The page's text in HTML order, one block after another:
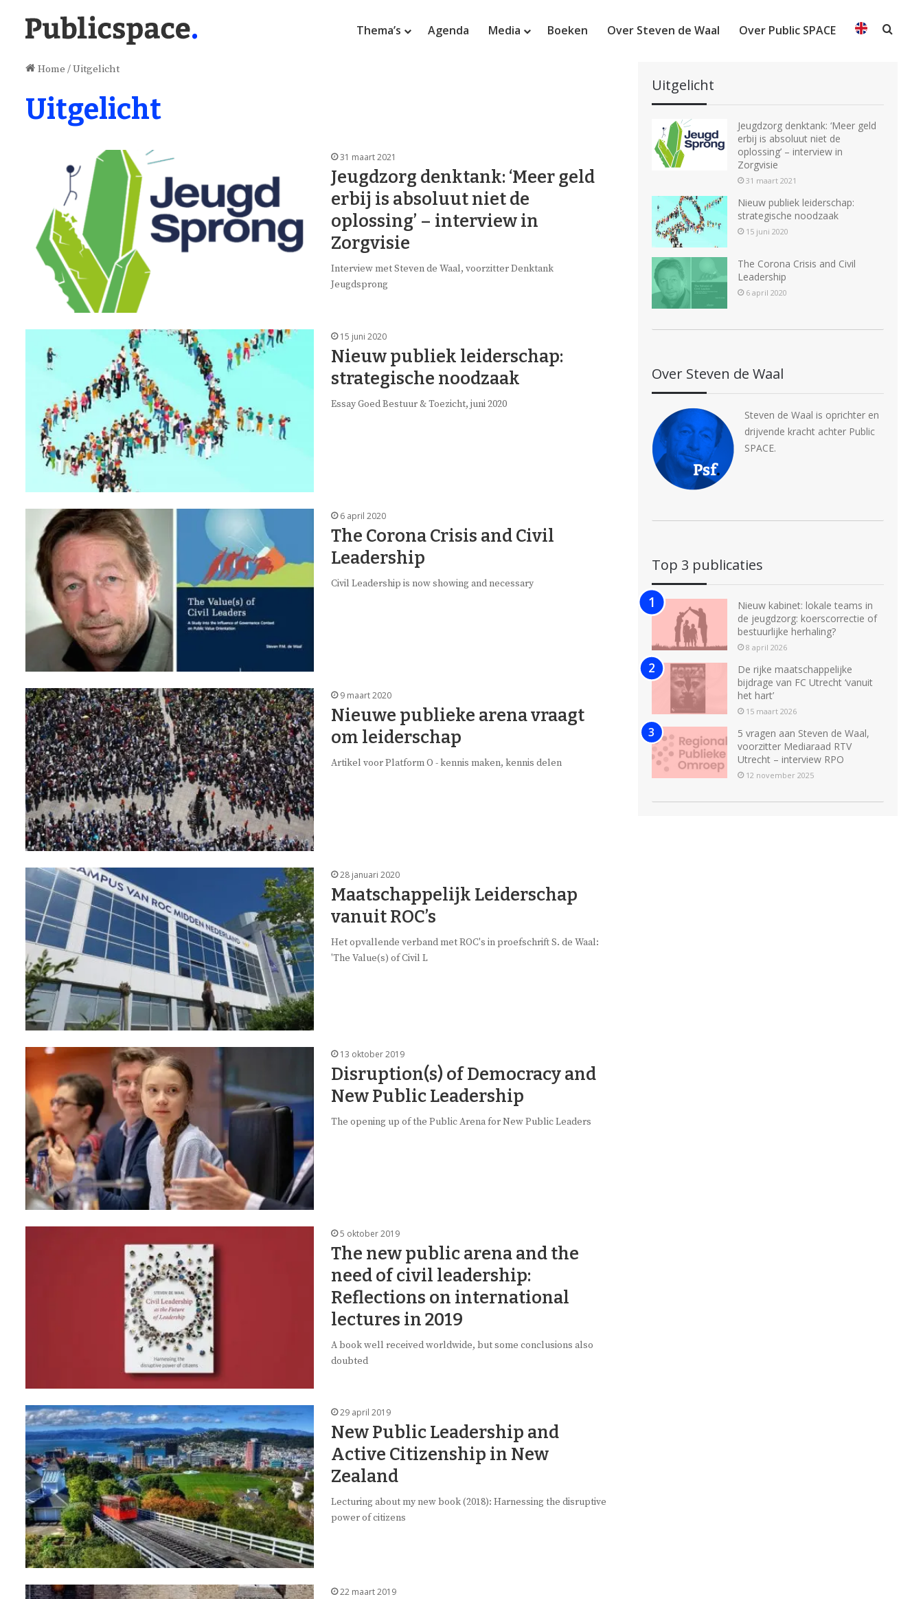
Thema’s Agenda Media Boeken Over Steven de Waal Over Public SPACE
Home /Uitgelicht
Uitgelicht
31 maart 2021
Jeugdzorg denktank: ‘Meer geld
erbij is absoluut niet de
oplossing’ – interview in
Zorgvisie
Interview met Steven de Waal, voorzitter Denktank
Jeugdsprong
15 juni 2020
Nieuw publiek leiderschap:
strategische noodzaak
Essay Goed Bestuur & Toezicht, juni 2020
6 april 2020
The Corona Crisis and Civil
Leadership
Civil Leadership is now showing and necessary
9 maart 2020
Nieuwe publieke arena vraagt
om leiderschap
Artikel voor Platform O - kennis maken, kennis delen
28 januari 2020
Maatschappelijk Leiderschap
vanuit ROC’s
Het opvallende verband met ROC's in proefschrift S. de Waal:
'The Value(s) of Civil L
13 oktober 2019
Disruption(s) of Democracy and
New Public Leadership
The opening up of the Public Arena for New Public Leaders
5 oktober 2019
The new public arena and the
need of civil leadership:
Reflections on international
lectures in 2019
A book well received worldwide, but some conclusions also
doubted
29 april 2019
New Public Leadership and
Active Citizenship in New
Zealand
Lecturing about my new book (2018): Harnessing the disruptive
power of citizens
22 maart 2019
Uitgelicht
Jeugdzorg denktank: ‘Meer geld
erbij is absoluut niet de
oplossing’ – interview in
Zorgvisie
31 maart 2021
Nieuw publiek leiderschap:
strategische noodzaak
15 juni 2020
The Corona Crisis and Civil
Leadership
6 april 2020
Over Steven de Waal
Steven de Waal is oprichter en
drijvende kracht achter Public
SPACE.
Top 3 publicaties
Nieuw kabinet: lokale teams in
de jeugdzorg: koerscorrectie of
bestuurlijke herhaling?
8 april 2026
De rijke maatschappelijke
bijdrage van FC Utrecht ‘vanuit
het hart’
15 maart 2026
5 vragen aan Steven de Waal,
voorzitter Mediaraad RTV
Utrecht – interview RPO
12 november 2025